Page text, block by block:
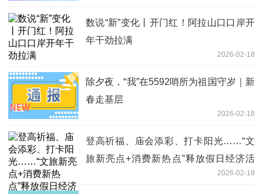
数说“新”变化丨开门红！阿拉山口口岸开
年干劲拉满
2026-02-18
除夕夜，“我”在5592哨所为祖国守岁｜新
春走基层
2026-02-18
登高祈福、庙会添彩、打卡阳光……“文
旅新亮点+消费新热点”释放假日经济活
2026-02-18